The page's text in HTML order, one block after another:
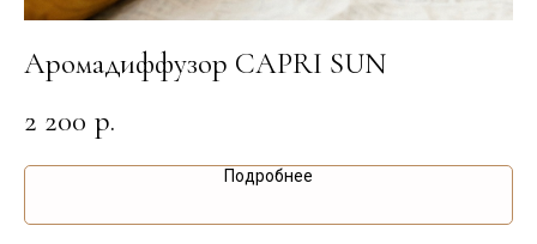
Аромадиффузор CAPRI SUN
2 200 р.
Подробнее